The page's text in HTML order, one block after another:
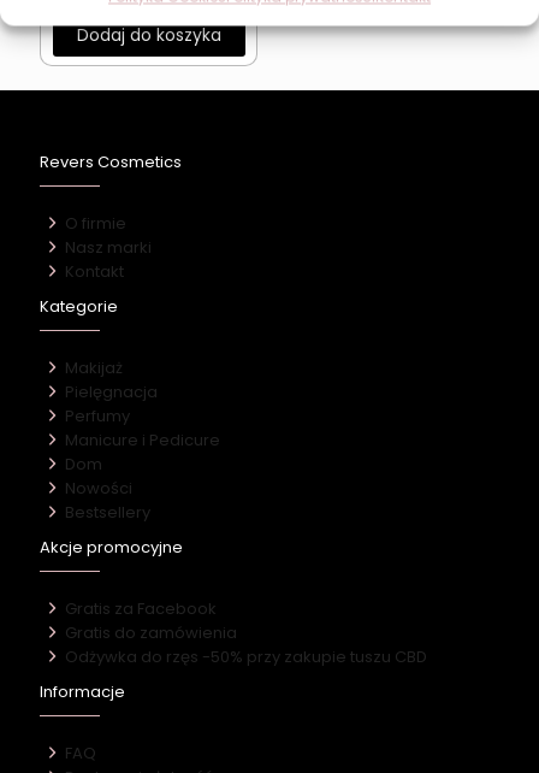
Dodaj do koszyka
Revers Cosmetics
O firmie
Nasz marki
Kontakt
Kategorie
Makijaż
Pielęgnacja
Perfumy
Manicure i Pedicure
Dom
Nowości
Bestsellery
Akcje promocyjne
Gratis za Facebook
Gratis do zamówienia
Odżywka do rzęs -50% przy zakupie tuszu CBD
Informacje
FAQ